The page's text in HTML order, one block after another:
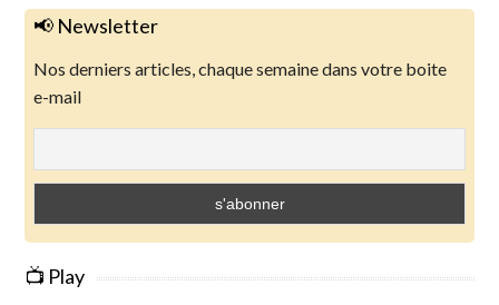
📢 Newsletter
Nos derniers articles, chaque semaine dans votre boite
e-mail
📺 Play